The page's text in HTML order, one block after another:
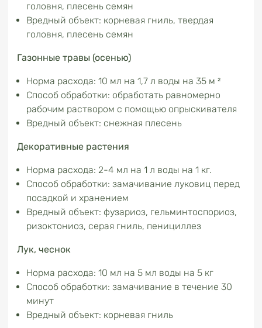
головня, плесень семян
Вредный объект: корневая гниль, твердая
головня, плесень семян
Газонные травы (осенью)
Норма расхода: 10 мл на 1,7 л воды на 35 м ²
Способ обработки: обработать равномерно
рабочим раствором с помощью опрыскивателя
Вредный объект: снежная плесень
Декоративные растения
Норма расхода: 2-4 мл на 1 л воды на 1 кг.
Способ обработки: замачивание луковиц перед
посадкой и хранением
Вредный объект: фузариоз, гельминтоспориоз,
ризоктониоз, серая гниль, пенициллез
Лук, чеснок
Норма расхода: 10 мл на 5 мл воды на 5 кг
Способ обработки: замачивание в течение 30
минут
Вредный объект: корневая гниль